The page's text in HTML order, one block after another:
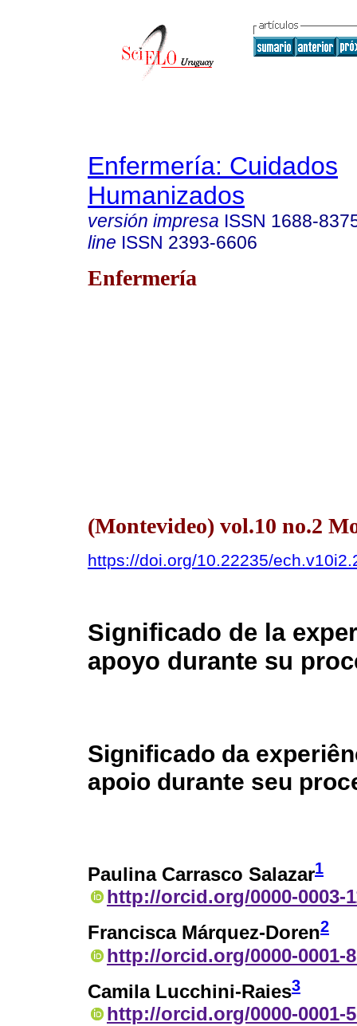
Enfermería: Cuidados
Humanizados
versión impresa ISSN 1688-
line ISSN 2393-6606
Enfermería
(Montevideo) vol.10 no.2
https://doi.org/10.22235/
Significado de la
apoyo durante su
Significado da
apoio durante seu
Paulina Carrasco Salazar1
http://orcid.org/0000-0003-
Francisca Márquez-Doren2
http://orcid.org/0000-0001-
Camila Lucchini-Raies3
http://orcid.org/0000-0001-